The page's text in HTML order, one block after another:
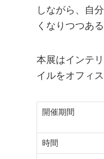
しながら、自
くなりつつある
本展はインテ
イルをオフィ
開催期間
時間